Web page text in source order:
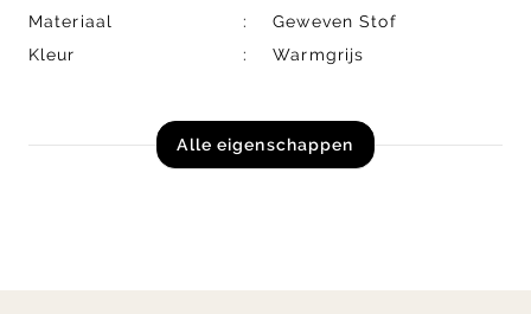
Materiaal
Geweven Stof
Kleur
Warmgrijs
Alle eigenschappen